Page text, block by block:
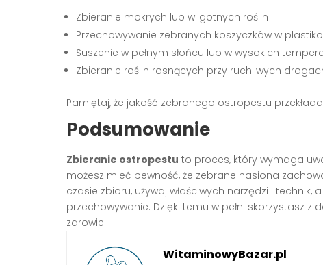
Zbieranie mokrych lub wilgotnych roślin
Przechowywanie zebranych koszyczków w
Suszenie w pełnym słońcu lub w wysokich
Zbieranie roślin rosnących przy ruchliwych
Pamiętaj, że jakość zebranego ostropestu
Podsumowanie
Zbieranie ostropestu to proces, który wymaga
możesz mieć pewność, że zebrane nasiona
czasie zbioru, używaj właściwych narzędzi i
przechowywanie. Dzięki temu w pełni skorzystasz z
zdrowie.
WitaminowyBazar.pl